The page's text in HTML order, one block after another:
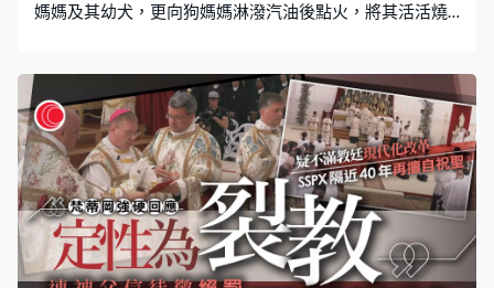
媽媽及其幼犬，更向狗媽媽淋潑汽油後點火，將其活活燒
網民質疑現行法律對低齡暴力行為的處置過輕，變相縱容
冷血行徑。 用棍毆打、淋油點火 男童歡呼：好香啊 據內
媒報道，事發在6月28日，廣東省揭陽市揭東區新亨鎮坪
埔村發生虐狗事件。根據網上流傳的影片，四名男童在街
道上圍攻流浪狗母子，不斷揮舞木棍反覆抽打。面對毫无
自保能力的半個月大幼犬，他們更以木棍用力戳刺，導致
三隻幼犬當場慘死。 而狗媽媽因護子天性，始終未有逃離
現場。此時，施暴者變本加厲，將汽油澆在滿身傷痕的狗